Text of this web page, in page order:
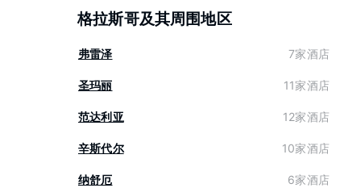
格拉斯哥及其周围地区
弗雷泽 7家酒店
圣玛丽 11家酒店
范达利亚 12家酒店
辛斯代尔 10家酒店
纳舒厄 6家酒店